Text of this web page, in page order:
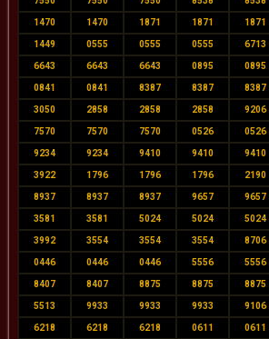
1470 1470 1871 1871 1871
1449 0555 0555 0555 6713
6643 6643 6643 0895 0895
0841 0841 8387 8387 8387
3050 2858 2858 2858 9206
7570 7570 7570 0526 0526
9234 9234 9410 9410 9410
3922 1796 1796 1796 2190
8937 8937 8937 9657 9657
3581 3581 5024 5024 5024
3992 3554 3554 3554 8706
0446 0446 0446 5556 5556
8407 8407 8875 8875 8875
5513 9933 9933 9933 9106
6218 6218 6218 0611 0611